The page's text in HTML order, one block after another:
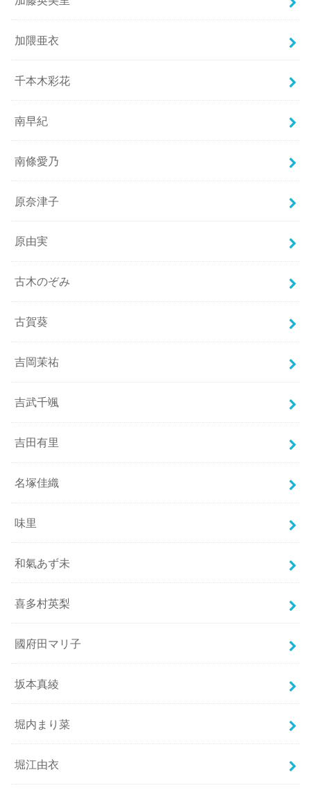
加隈亜衣
千本木彩花
南早紀
南條愛乃
原奈津子
原由実
古木のぞみ
古賀葵
吉岡茉祐
吉武千颯
吉田有里
名塚佳織
味里
和氣あず未
喜多村英梨
國府田マリ子
坂本真綾
堀内まり菜
堀江由衣